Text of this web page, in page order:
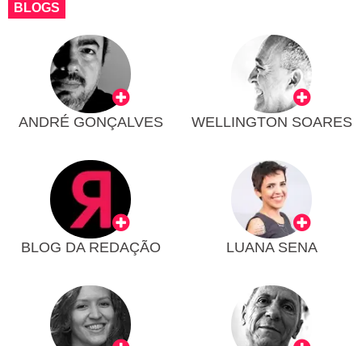
BLOGS
ANDRÉ GONÇALVES WELLINGTON SOARES
BLOG DA REDAÇÃO LUANA SENA